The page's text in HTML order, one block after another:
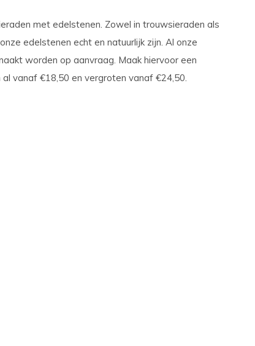
met edelstenen. Zowel in trouwsieraden als
edelstenen echt en natuurlijk zijn. Al onze
worden op aanvraag. Maak hiervoor een
vanaf €18,50 en vergroten vanaf €24,50.